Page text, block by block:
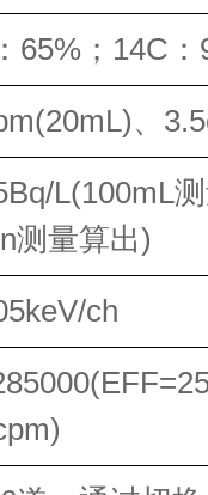
：65%；14C
、
L(100mL
测量算出)
ch